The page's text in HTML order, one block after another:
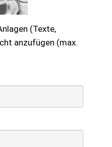
(Texte,
anzufügen (max.